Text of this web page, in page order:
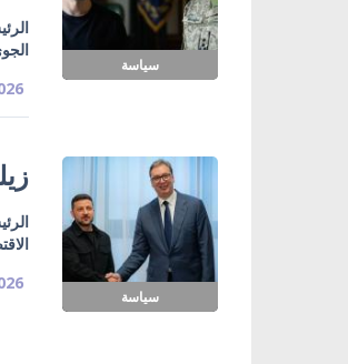
سياسة
سياسة